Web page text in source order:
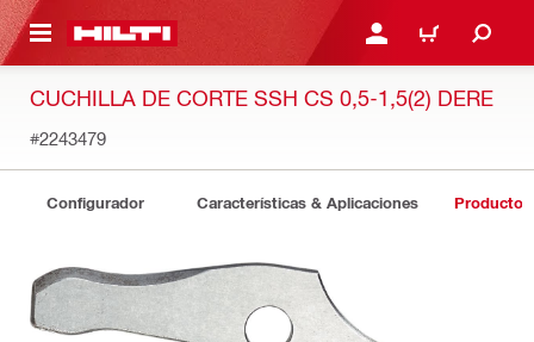
PRINCIPAL INICIE SESIÓN O
CARRITO
CUCHILLA DE CORTE SSH CS 0,5-1,5(2) DERE
#2243479
Configurador Características & Aplicaciones